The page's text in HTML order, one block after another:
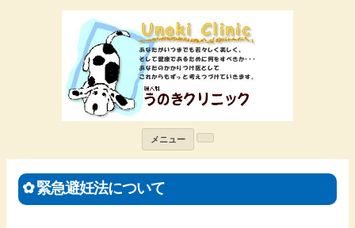
メニュー
✿ 緊急避妊法について